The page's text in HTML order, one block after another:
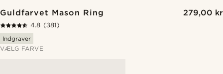
Guldfarvet Mason Ring 279,00 kr
4.8 (381)
Indgraver
VÆLG FARVE